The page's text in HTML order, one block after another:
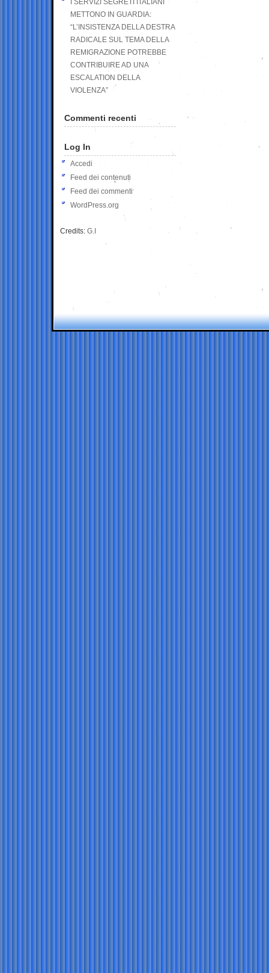
I SERVIZI SEGRETI ITALIANI
METTONO IN GUARDIA:
“L’INSISTENZA DELLA DESTRA
RADICALE SUL TEMA DELLA
REMIGRAZIONE POTREBBE
CONTRIBUIRE AD UNA
ESCALATION DELLA
VIOLENZA”
Commenti recenti
Log In
Accedi
Feed dei contenuti
Feed dei commenti
WordPress.org
Credits: G.I